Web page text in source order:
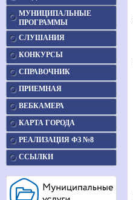
МУНИЦИПАЛЬНЫЕ
ПРОГРАММЫ
СЛУШАНИЯ
КОНКУРСЫ
СПРАВОЧНИК
ПРИЕМНАЯ
ВЕБКАМЕРА
КАРТА ГОРОДА
РЕАЛИЗАЦИЯ ФЗ №8
ССЫЛКИ